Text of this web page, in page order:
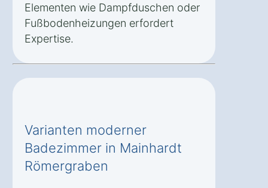
Elementen wie Dampfduschen oder
Fußbodenheizungen erfordert
Expertise.
Varianten moderner
Badezimmer in Mainhardt
Römergraben